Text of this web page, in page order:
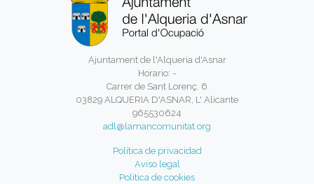
Ajuntament de l'Alqueria d'Asnar
Horario: -
Carrer de Sant Lorenç, 6
03829 ALQUERIA D'ASNAR, L' Alicante
965530624
adl@lamancomunitat.org
Política de privacidad
Aviso legal
Política de cookies